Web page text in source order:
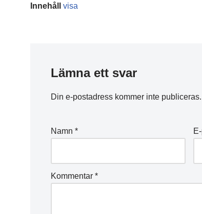
Innehåll visa
Lämna ett svar
Din e-postadress kommer inte publiceras.
Namn *
Kommentar *